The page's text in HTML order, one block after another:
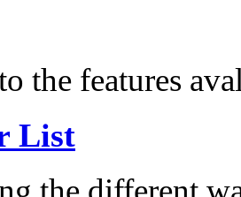
the features
List